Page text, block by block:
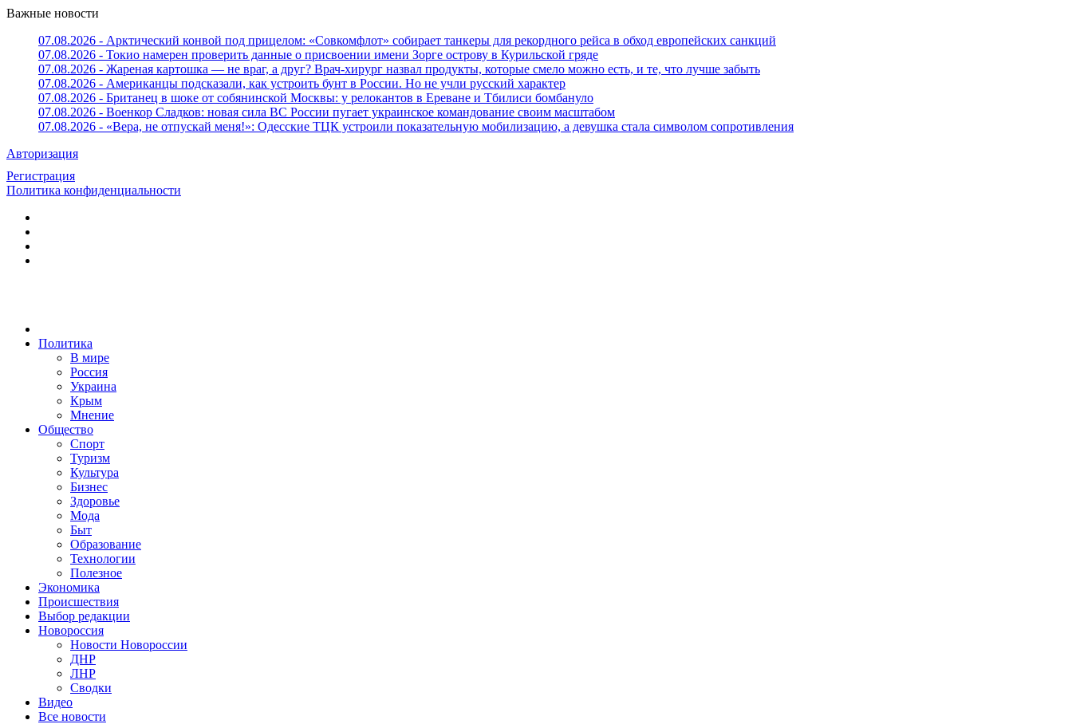
Важные новости
07.08.2026 - Арктический конвой под прицелом: «Совкомфлот» собирает танкеры для рекордного рейса в обход европейских санкций
07.08.2026 - Токио намерен проверить данные о присвоении имени Зорге острову в Курильской гряде
07.08.2026 - Жареная картошка — не враг, а друг? Врач-хирург назвал продукты, которые смело можно есть, и те, что лучше забыть
07.08.2026 - Американцы подсказали, как устроить бунт в России. Но не учли русский характер
07.08.2026 - Британец в шоке от собянинской Москвы: у релокантов в Ереване и Тбилиси бомбануло
07.08.2026 - Военкор Сладков: новая сила ВС России пугает украинское командование своим масштабом
07.08.2026 - «Вера, не отпускай меня!»: Одесские ТЦК устроили показательную мобилизацию, а девушка стала символом сопротивления
Авторизация
Регистрация
Политика конфиденциальности
Политика
В мире
Россия
Украина
Крым
Мнение
Общество
Спорт
Туризм
Культура
Бизнес
Здоровье
Мода
Быт
Образование
Технологии
Полезное
Экономика
Происшествия
Выбор редакции
Новороссия
Новости Новороссии
ДНР
ЛНР
Сводки
Видео
Все новости